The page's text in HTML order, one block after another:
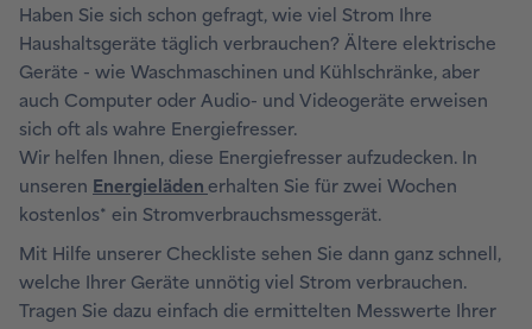
Haben Sie sich schon gefragt, wie viel Strom Ihre
Haushaltsgeräte täglich verbrauchen? Ältere elektrische
Geräte - wie Waschmaschinen und Kühlschränke, aber
auch Computer oder Audio- und Videogeräte erweisen
sich oft als wahre Energiefresser.
Wir helfen Ihnen, diese Energiefresser aufzudecken. In
unseren Energieläden erhalten Sie für zwei Wochen
kostenlos* ein Stromverbrauchsmessgerät.
Mit Hilfe unserer Checkliste sehen Sie dann ganz schnell,
welche Ihrer Geräte unnötig viel Strom verbrauchen.
Tragen Sie dazu einfach die ermittelten Messwerte Ihrer